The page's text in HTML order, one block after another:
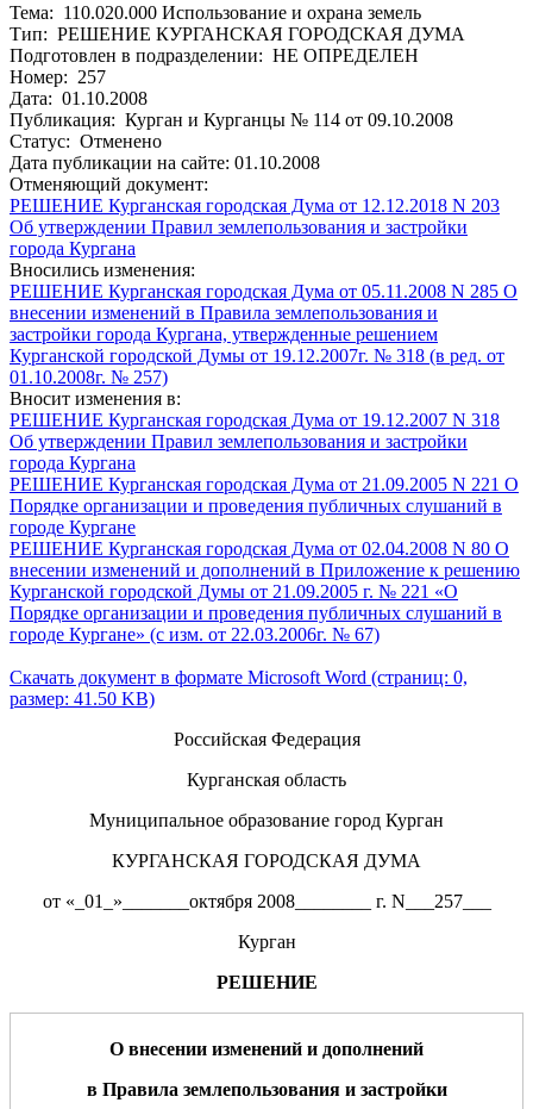
Тема: 110.020.000 Использование и охрана земель
Тип: РЕШЕНИЕ КУРГАНСКАЯ ГОРОДСКАЯ ДУМА
Подготовлен в подразделении: НЕ ОПРЕДЕЛЕН
Номер: 257
Дата: 01.10.2008
Публикация: Курган и Курганцы № 114 от 09.10.2008
Статус: Отменено
Дата публикации на сайте: 01.10.2008
Отменяющий документ:
РЕШЕНИЕ Курганская городская Дума от 12.12.2018 N 203
Об утверждении Правил землепользования и застройки
города Кургана
Вносились изменения:
РЕШЕНИЕ Курганская городская Дума от 05.11.2008 N 285 О
внесении изменений в Правила землепользования и
застройки города Кургана, утвержденные решением
Курганской городской Думы от 19.12.2007г. № 318 (в ред. от
01.10.2008г. № 257)
Вносит изменения в:
РЕШЕНИЕ Курганская городская Дума от 19.12.2007 N 318
Об утверждении Правил землепользования и застройки
города Кургана
РЕШЕНИЕ Курганская городская Дума от 21.09.2005 N 221 О
Порядке организации и проведения публичных слушаний в
городе Кургане
РЕШЕНИЕ Курганская городская Дума от 02.04.2008 N 80 О
внесении изменений и дополнений в Приложение к решению
Курганской городской Думы от 21.09.2005 г. № 221 «О
Порядке организации и проведения публичных слушаний в
городе Кургане» (с изм. от 22.03.2006г. № 67)
Скачать документ в формате Microsoft Word (страниц: 0,
размер: 41.50 KB)
Российская Федерация
Курганская область
Муниципальное образование город Курган
КУРГАНСКАЯ ГОРОДСКАЯ ДУМА
от «_01_»_______октября 2008________ г. N___257___
Курган
РЕШЕНИЕ
О внесении изменений и дополнений
в Правила землепользования и застройки